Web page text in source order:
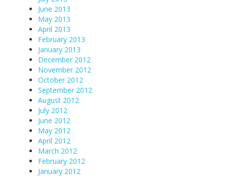
June 2013
May 2013
April 2013
February 2013
January 2013
December 2012
November 2012
October 2012
September 2012
August 2012
July 2012
June 2012
May 2012
April 2012
March 2012
February 2012
January 2012